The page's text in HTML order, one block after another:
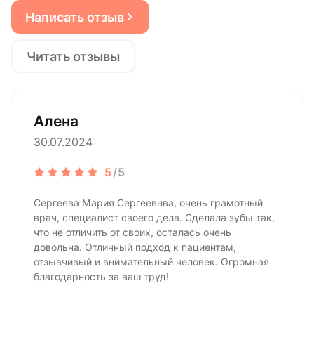
Написать отзыв
Читать отзывы
Алена
30.07.2024
5/5
Сергеева Мария Сергеевнва, очень грамотный
врач, специалист своего дела. Сделала зубы так,
что не отличить от своих, осталась очень
довольна. Отличный подход к пациентам,
отзывчивый и внимательный человек. Огромная
благодарность за ваш труд!